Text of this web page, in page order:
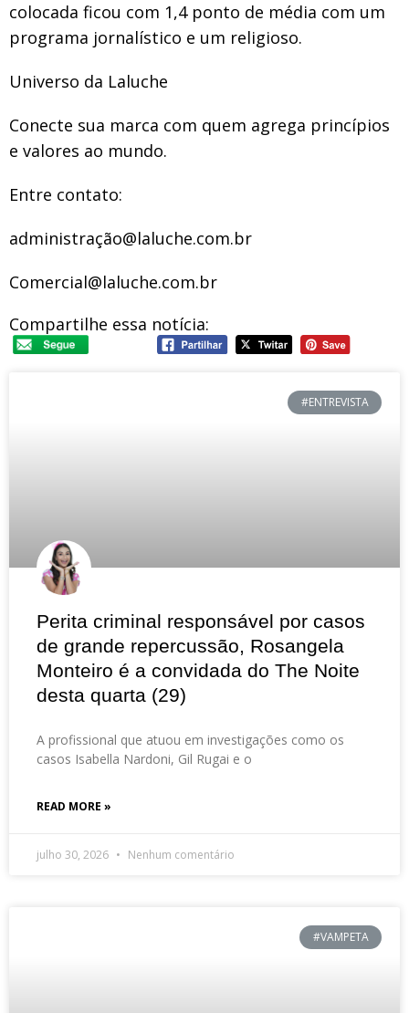
colocada ficou com 1,4 ponto de média com um
programa jornalístico e um religioso.
Universo da Laluche
Conecte sua marca com quem agrega princípios
e valores ao mundo.
Entre contato:
administração@laluche.com.br
Comercial@laluche.com.br
Compartilhe essa notícia:
#ENTREVISTA
Perita criminal responsável por casos
de grande repercussão, Rosangela
Monteiro é a convidada do The Noite
desta quarta (29)
A profissional que atuou em investigações como os
casos Isabella Nardoni, Gil Rugai e o
READ MORE »
julho 30, 2026 Nenhum comentário
#VAMPETA